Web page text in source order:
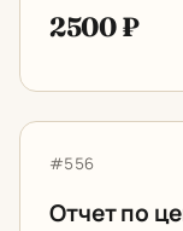
2500 ₽
Отчет по
Артикул:
#556
Отчет по